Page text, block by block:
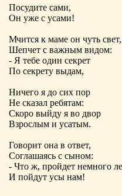
Посудите сами,
Он уже с усами!
Мчится к маме он чуть свет,
Шепчет с важным видом:
- Я тебе один секрет
По секрету выдам,
Ничего я до сих пор
Не сказал ребятам:
Скоро выйду я во двор
Взрослым и усатым.
Говорит она в ответ,
Соглашаясь с сыном:
- Что ж, пройдет немного
И пойдут усы нам!